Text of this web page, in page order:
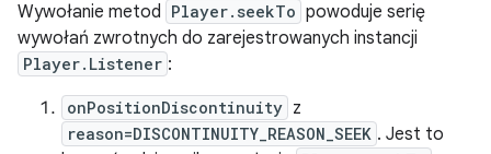
Wywołanie metod Player.seekTo powoduje serię
wywołań zwrotnych do zarejestrowanych instancji
Player.Listener :
onPositionDiscontinuity z
reason=DISCONTINUITY_REASON_SEEK . Jest to